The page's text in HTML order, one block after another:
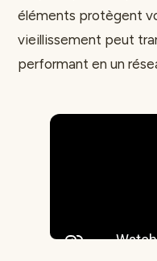
éléments protègent
vieillissement peut
performant en un